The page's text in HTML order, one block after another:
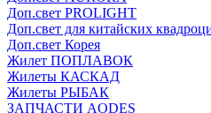
Доп.свет PROLIGHT
Доп.свет для китайских
Доп.свет Корея
Жилет ПОПЛАВОК
Жилеты КАСКАД
Жилеты РЫБАК
ЗАПЧАСТИ AODES